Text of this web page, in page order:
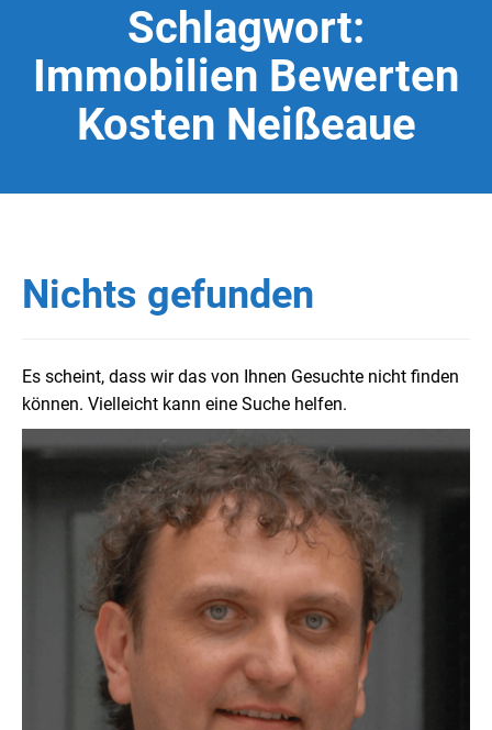
Schlagwort:
Immobilien Bewerten
Kosten Neißeaue
Nichts gefunden
Es scheint, dass wir das von Ihnen Gesuchte nicht finden
können. Vielleicht kann eine Suche helfen.